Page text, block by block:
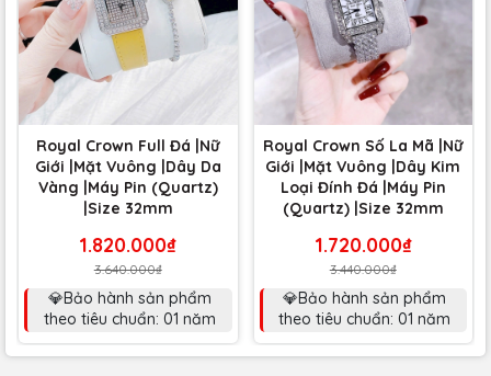
Royal Crown Full Đá |Nữ
Giới |Mặt Vuông |Dây Da
Vàng |Máy Pin (Quartz)
|Size 32mm
1.820.000₫
3.640.000₫
💎Bảo hành sản phẩm
theo tiêu chuẩn: 01 năm
Royal Crown Số La Mã |Nữ
Giới |Mặt Vuông |Dây Kim
Loại Đính Đá |Máy Pin
(Quartz) |Size 32mm
1.720.000₫
3.440.000₫
💎Bảo hành sản phẩm
theo tiêu chuẩn: 01 năm